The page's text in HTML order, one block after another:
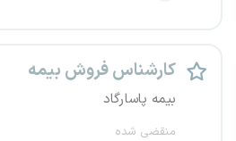
کارشناس فروش بیمه
بیمه پاسارگاد
منقضی شده